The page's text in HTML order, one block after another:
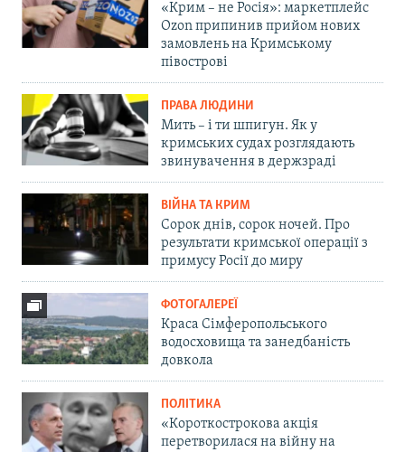
«Крим – не Росія»: маркетплейс
Ozon припинив прийом нових
замовлень на Кримському
півострові
ПРАВА ЛЮДИНИ
Мить – і ти шпигун. Як у
кримських судах розглядають
звинувачення в держзраді
ВІЙНА ТА КРИМ
Сорок днів, сорок ночей. Про
результати кримської операції з
примусу Росії до миру
ФОТОГАЛЕРЕЇ
Краса Сімферопольського
водосховища та занедбаність
довкола
ПОЛІТИКА
«Короткострокова акція
перетворилася на війну на